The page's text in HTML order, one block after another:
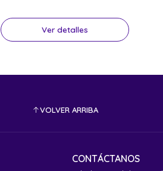
Ver detalles
VOLVER ARRIBA
CONTÁCTANOS